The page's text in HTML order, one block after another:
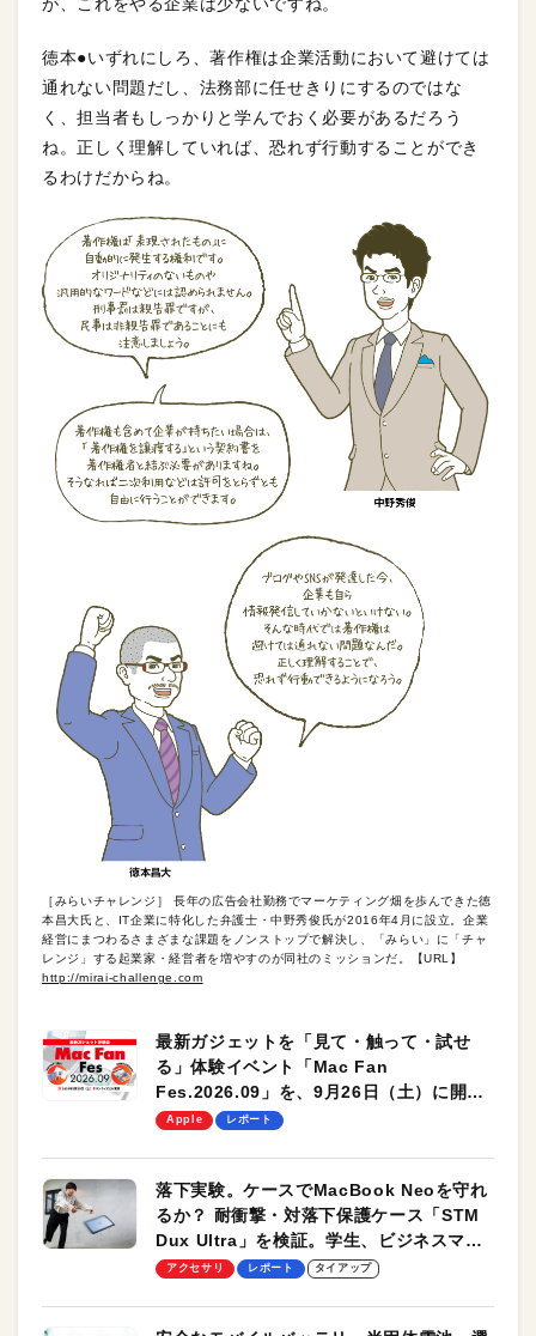
が、これをやる企業は少ないですね。
徳本●いずれにしろ、著作権は企業活動において避けては
通れない問題だし、法務部に任せきりにするのではな
く、担当者もしっかりと学んでおく必要があるだろう
ね。正しく理解していれば、恐れず行動することができ
るわけだからね。
［みらいチャレンジ］ 長年の広告会社勤務でマーケティング畑を歩んできた徳
本昌大氏と、IT企業に特化した弁護士・中野秀俊氏が2016年4月に設立。企業
経営にまつわるさまざまな課題をノンストップで解決し、「みらい」に「チャ
レンジ」する起業家・経営者を増やすのが同社のミッションだ。【URL】
http://mirai-challenge.com
最新ガジェットを「見て・触って・試せ
る」体験イベント「Mac Fan
Fes.2026.09」を、9月26日（土）に開催
します！
Apple レポート
落下実験。ケースでMacBook Neoを守れ
るか？ 耐衝撃・対落下保護ケース「STM
Dux Ultra」を検証。学生、ビジネスマン
のモバイルユースに最適！
アクセサリ レポート タイアップ